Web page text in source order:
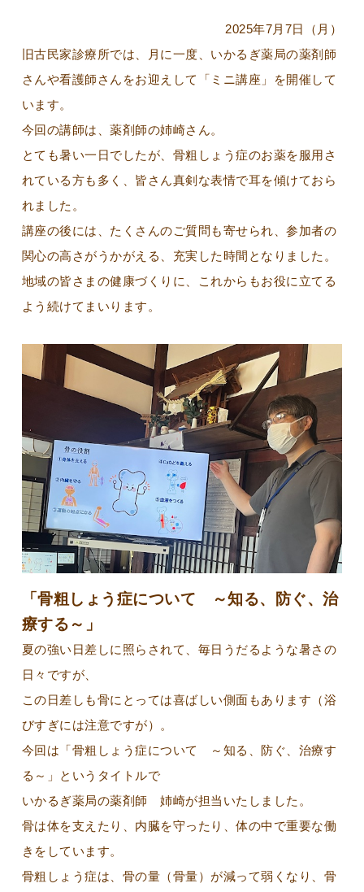
2025年7月7日（月）
旧古民家診療所では、月に一度、いかるぎ薬局の薬剤師
さんや看護師さんをお迎えして「ミニ講座」を開催して
います。
今回の講師は、薬剤師の姉崎さん。
とても暑い一日でしたが、骨粗しょう症のお薬を服用さ
れている方も多く、皆さん真剣な表情で耳を傾けておら
れました。
講座の後には、たくさんのご質問も寄せられ、参加者の
関心の高さがうかがえる、充実した時間となりました。
地域の皆さまの健康づくりに、これからもお役に立てる
よう続けてまいります。
「骨粗しょう症について ～知る、防ぐ、治
療する～」
夏の強い日差しに照らされて、毎日うだるような暑さの
日々ですが、
この日差しも骨にとっては喜ばしい側面もあります（浴
びすぎには注意ですが）。
今回は「骨粗しょう症について ～知る、防ぐ、治療す
る～」というタイトルで
いかるぎ薬局の薬剤師 姉崎が担当いたしました。
骨は体を支えたり、内臓を守ったり、体の中で重要な働
きをしています。
骨粗しょう症は、骨の量（骨量）が減って弱くなり、骨